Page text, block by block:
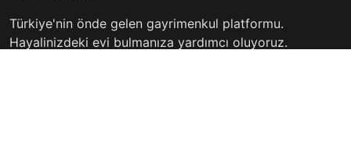
Türkiye'nin önde gelen gayrimenkul platformu.
Hayalinizdeki evi bulmanıza yardımcı oluyoruz.